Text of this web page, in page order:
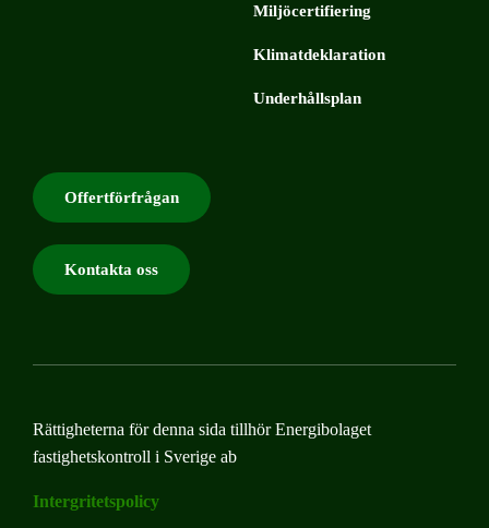
Miljöcertifiering
Klimatdeklaration
Underhållsplan
Offertförfrågan
Kontakta oss
Rättigheterna för denna sida tillhör Energibolaget
fastighetskontroll i Sverige ab
Intergritetspolicy